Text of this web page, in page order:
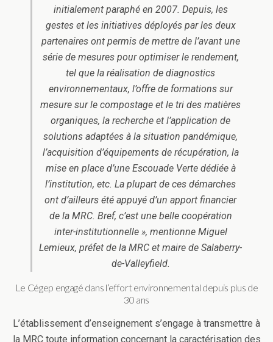
initialement paraphé en 2007. Depuis, les
gestes et les initiatives déployés par les deux
partenaires ont permis de mettre de l’avant une
série de mesures pour optimiser le rendement,
tel que la réalisation de diagnostics
environnementaux, l’offre de formations sur
mesure sur le compostage et le tri des matières
organiques, la recherche et l’application de
solutions adaptées à la situation pandémique,
l’acquisition d’équipements de récupération, la
mise en place d’une Escouade Verte dédiée à
l’institution, etc. La plupart de ces démarches
ont d’ailleurs été appuyé d’un apport financier
de la MRC. Bref, c’est une belle coopération
inter-institutionnelle », mentionne Miguel
Lemieux, préfet de la MRC et maire de Salaberry-
de-Valleyfield.
Le Cégep engagé dans l’effort environnemental depuis plus de
30 ans
L’établissement d’enseignement s’engage à transmettre à
la MRC toute information concernant la caractérisation des